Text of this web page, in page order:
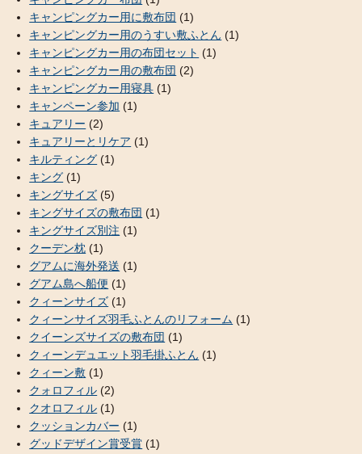
キャンピングカー用に敷布団 (1)
キャンピングカー用のうすい敷ふとん (1)
キャンピングカー用の布団セット (1)
キャンピングカー用の敷布団 (2)
キャンピングカー用寝具 (1)
キャンペーン参加 (1)
キュアリー (2)
キュアリーとリケア (1)
キルティング (1)
キング (1)
キングサイズ (5)
キングサイズの敷布団 (1)
キングサイズ別注 (1)
クーデン枕 (1)
グアムに海外発送 (1)
グアム島へ船便 (1)
クィーンサイズ (1)
クィーンサイズ羽毛ふとんのリフォーム (1)
クイーンズサイズの敷布団 (1)
クィーンデュエット羽毛掛ふとん (1)
クィーン敷 (1)
クォロフィル (2)
クオロフィル (1)
クッションカバー (1)
グッドデザイン賞受賞 (1)